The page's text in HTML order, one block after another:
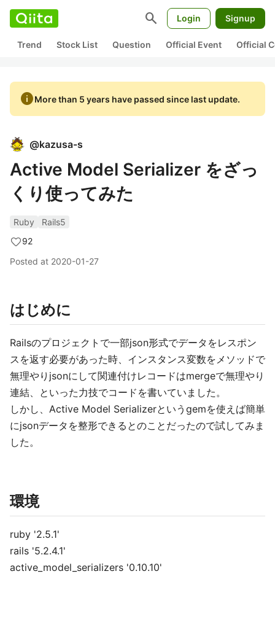
search Login Signup
Trend Stock List Question Official Event Official
infoMore than 5 years have passed since last update.
@kazusa-s
Active Model Serializer をざっ
くり使ってみた
Ruby
Rails5
92
Posted at 2020-01-27
はじめに
Railsのプロジェクトで一部json形式でデータをレスポン
スを返す必要があった時、インスタンス変数をメソッドで
無理やりjsonにして関連付けレコードはmergeで無理やり
連結、といった力技でコードを書いていました。
しかし、Active Model Serializerというgemを使えば簡単
にjsonデータを整形できるとのことだったので試してみま
した。
環境
ruby '2.5.1'
rails '5.2.4.1'
active_model_serializers '0.10.10'